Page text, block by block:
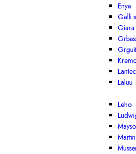
Enya
Galli
Giara
Lantec
Laluu
Leho